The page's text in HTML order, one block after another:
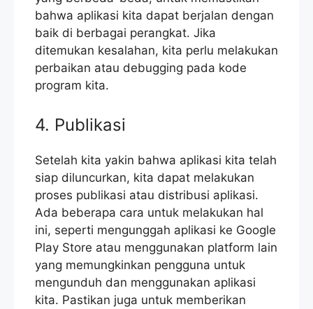
bahwa aplikasi kita dapat berjalan dengan
baik di berbagai perangkat. Jika
ditemukan kesalahan, kita perlu melakukan
perbaikan atau debugging pada kode
program kita.
4. Publikasi
Setelah kita yakin bahwa aplikasi kita telah
siap diluncurkan, kita dapat melakukan
proses publikasi atau distribusi aplikasi.
Ada beberapa cara untuk melakukan hal
ini, seperti mengunggah aplikasi ke Google
Play Store atau menggunakan platform lain
yang memungkinkan pengguna untuk
mengunduh dan menggunakan aplikasi
kita. Pastikan juga untuk memberikan